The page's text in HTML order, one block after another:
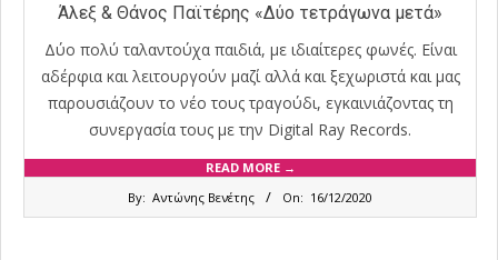
Άλεξ & Θάνος Παϊτέρης «Δύο τετράγωνα μετά»
Δύο πολύ ταλαντούχα παιδιά, με ιδιαίτερες φωνές. Είναι
αδέρφια και λειτουργούν μαζί αλλά και ξεχωριστά και μας
παρουσιάζουν το νέο τους τραγούδι, εγκαινιάζοντας τη
συνεργασία τους με την Digital Ray Records.
READ MORE →
By: Αντώνης Βενέτης On: 16/12/2020